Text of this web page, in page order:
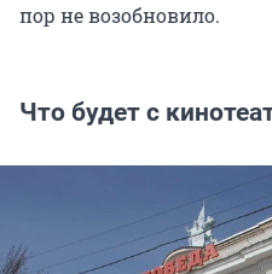
пор не возобновило.
Что будет с